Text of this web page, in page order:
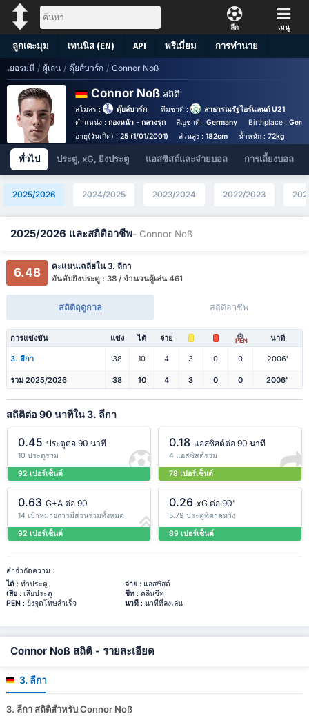
ลีก เมนู
ลูกเตะมุม เทนนิส (EN) API พรีเมี่ยม การทำนาย
เยอรมนี / ผู้เล่น / ดุ๊ยส์บวร์ก / Connor Noß
Connor Noß สถิติ
สโมสร : ดุ๊ยส์บวร์ก ทีมชาติ :
สาธารณรัฐไอร์แลนด์ U21
ตำแหน่ง : กองหน้า - กลางรุก สัญชาติ :Germany Birthplace :
อายุ(วันเกิด) : 25 (1/01/2001) ส่วนสูง :182cm น้ำหนัก : 72kg
ทั่วไป ประตู, xG, ยิงประตู แอสซิสต์และจ่ายบอล การเลี้ยงบอล
2025/2026 2024/2025 2023/2024 2022/2023
2025/2026 และสถิติอาชีพ- Connor Noß
6.48
คะแนนเฉลี่ยใน 3. ลีกา
อันดับยิงประตู : 38 / จำนวนผู้เล่น 461
สถิติฤดูกาล สถิติอาชีพ
การแข่งขัน แข่ง ได้ จ่าย PEN นาที
3. ลีกา 38 10 4 3 0 0 2006'
รวม 2025/2026 38 10 4 3 0 0 2006'
สถิติต่อ 90 นาทีใน 3. ลีกา
0.45 ประตูต่อ 90 นาที
10 ประตูรวม
92 เปอร์เซ็นต์
0.18 แอสซิสต์ต่อ 90 นาที
4 แอสซิสต์รวม
78 เปอร์เซ็นต์
0.63 G+A ต่อ 90
14 เป้าหมายการมีส่วนร่วมทั้งหมด
92 เปอร์เซ็นต์
0.26 xG ต่อ 90'
5.79 ประตูที่คาดหวัง
89 เปอร์เซ็นต์
คำจำกัดความ :
ได้: ทำประตู จ่าย: แอสซิสต์
เสีย: เสียประตู ชีท: คลีนชีท
PEN: ยิงจุดโทษสำเร็จ นาที: นาทีที่ลงเล่น
Connor Noß สถิติ - รายละเอียด
3. ลีกา
3. ลีกา สถิติสำหรับ Connor Noß